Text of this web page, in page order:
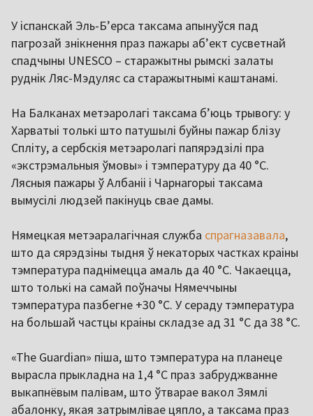
У іспанскай Эль-Б’ерса таксама апынуўся пад
пагрозай знікнення праз пажары абʼект сусветнай
спадчыны UNESCO – старажытны рымскі залаты
руднік Ляс-Мэдуляс са старажытнымі каштанамі.
На Балканах метэаролагі таксама бʼюць трывогу: у
Харватыі толькі што патушылі буйны пажар блізу
Спліту, а сербскія метэаролагі папярэдзілі пра
«экстрэмальныя ўмовы» і тэмпературу да 40 °C.
Лясныя пажары ў Албаніі і Чарнагорыі таксама
вымусілі людзей пакінуць свае дамы.
Нямецкая метэаралагічная служба спрагназавала,
што да сярэдзіны тыдня ў некаторых частках краіны
тэмпература паднімецца амаль да 40 °C. Чакаецца,
што толькі на самай поўначы Нямеччыны
тэмпература пазбегне +30 °C. У сераду тэмпература
на большай частцы краіны складзе ад 31 °C да 38 °C.
«The Guardian» піша, што тэмпература на планеце
вырасла прыкладна на 1,4 °C праз забруджванне
выкапнёвым палівам, што ўтварае вакол Зямлі
абалонку, якая затрымлівае цяпло, а таксама праз